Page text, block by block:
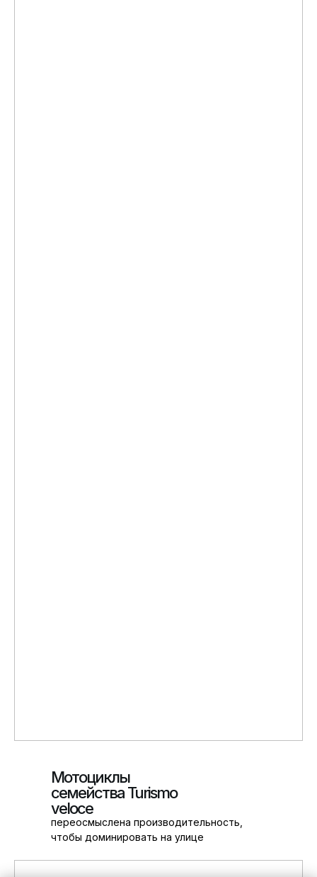
Мотоциклы
семейства Turismo
veloce
переосмыслена производительность,
чтобы доминировать на улице